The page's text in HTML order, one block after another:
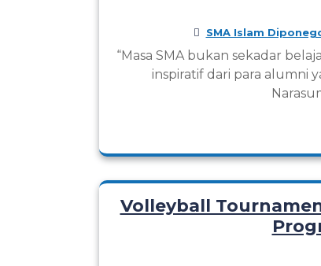
SMA Islam
“Masa SMA bukan sekadar
inspiratif dari para alumni
Volleyball